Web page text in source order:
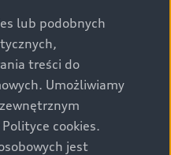
i obejmują podatek
wprowadzenia zmian w
detale
od specyfikacji
lub podobnych
treści do
Umożliwiamy
cookies.
jest